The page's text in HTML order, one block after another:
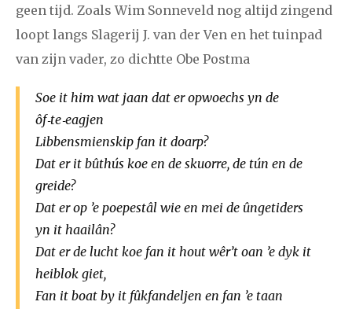
geen tijd. Zoals Wim Sonneveld nog altijd zingend
loopt langs Slagerij J. van der Ven en het tuinpad
van zijn vader, zo dichtte Obe Postma
Soe it him wat jaan dat er opwoechs yn de
ôf‑te‑eagjen
Libbensmienskip fan it doarp?
Dat er it bûthús koe en de skuorre, de tún en de
greide?
Dat er op ’e poepestâl wie en mei de ûngetiders
yn it haailân?
Dat er de lucht koe fan it hout wêr’t oan ’e dyk it
heiblok giet,
Fan it boat by it fûkfandeljen en fan ’e taan